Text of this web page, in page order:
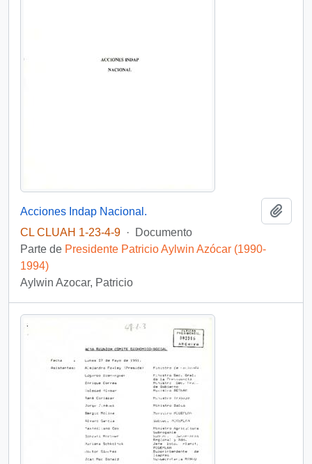
Acciones Indap Nacional.
CL CLUAH 1-23-4-9 ·
Documento
Parte de Presidente Patricio Aylwin Azócar (1990-
1994)
Aylwin Azocar, Patricio